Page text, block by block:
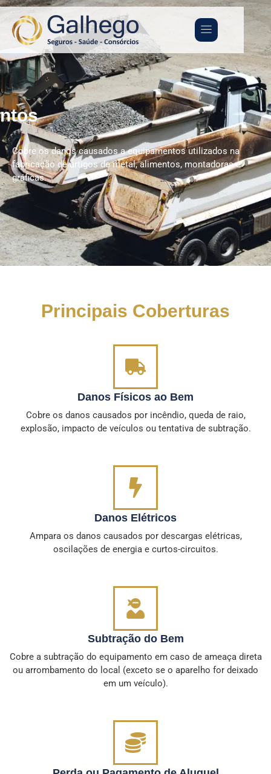
Cobre os danos causados a equipamentos utilizados na
fabricação de artigos de metal, alimentos, montadoras e
gráficas.
Principais Coberturas
Danos Físicos ao Bem
Cobre os danos causados por incêndio, queda de raio,
explosão, impacto de veículos ou tentativa de subtração.
Danos Elétricos
Ampara os danos causados por descargas elétricas,
oscilações de energia e curtos-circuitos.
Subtração do Bem
Cobre a subtração do equipamento em caso de ameaça direta
ou arrombamento do local (exceto se o aparelho for deixado
em um veículo).